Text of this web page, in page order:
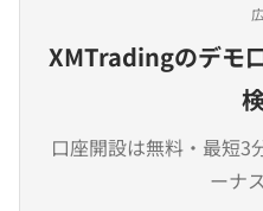
XMTradingのデモ
口座開設は無料・最短3
ーナ